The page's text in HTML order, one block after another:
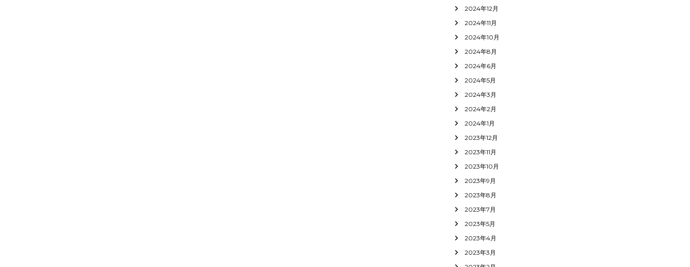
2024年12月
2024年11月
2024年10月
2024年8月
2024年6月
2024年5月
2024年3月
2024年2月
2024年1月
2023年12月
2023年11月
2023年10月
2023年9月
2023年8月
2023年7月
2023年5月
2023年4月
2023年3月